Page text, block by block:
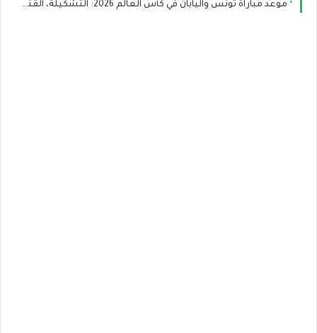
موعد مباراة تونس واليابان في كأس العالم 2026: التشكيلة، القنوات الناقلة، وسر المباراة رقم 1000